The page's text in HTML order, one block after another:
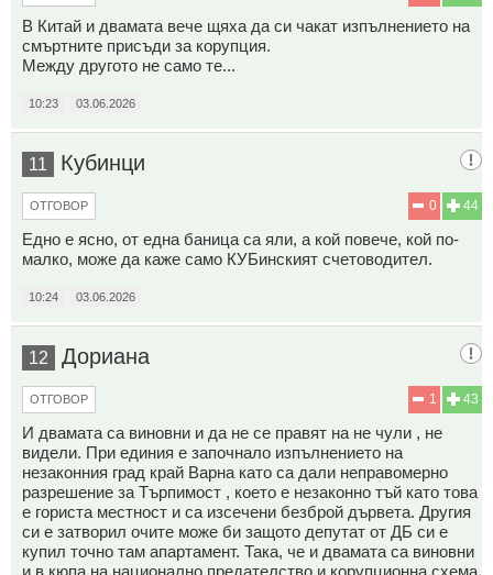
В Китай и двамата вече щяха да си чакат изпълнението на
смъртните присъди за корупция.
Между другото не само те...
10:23 03.06.2026
11 Кубинци
44
0
ОТГОВОР
Едно е ясно, от една баница са яли, а кой повече, кой по-
малко, може да каже само КУБинският счетоводител.
10:24 03.06.2026
12 Дориана
43
1
ОТГОВОР
И двамата са виновни и да не се правят на не чули , не
видели. При единия е започнало изпълнението на
незаконния град край Варна като са дали неправомерно
разрешение за Търпимост , което е незаконно тъй като това
е гориста местност и са изсечени безброй дървета. Другия
си е затворил очите може би защото депутат от ДБ си е
купил точно там апартамент. Така, че и двамата са виновни
и в кюпа на национално предателство и корупционна схема.